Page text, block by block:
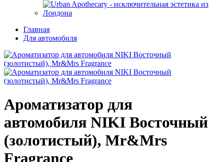
Главная
Для автомобиля
Ароматизатор для
автомобиля NIKI Восточный
(золотистый), Mr&Mrs
Fragrance